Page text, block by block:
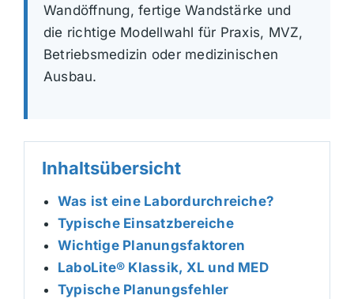
Wandöffnung, fertige Wandstärke und
die richtige Modellwahl für Praxis, MVZ,
Betriebsmedizin oder medizinischen
Ausbau.
Inhaltsübersicht
Was ist eine Labordurchreiche?
Typische Einsatzbereiche
Wichtige Planungsfaktoren
LaboLite® Klassik, XL und MED
Typische Planungsfehler